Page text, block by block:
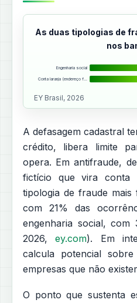
As duas tipologias de
nos
Engenharia social
Conta laranja (endereço f…
EY Brasil, 2026
A defasagem cadastral
crédito, libera limite
opera. Em antifraude,
fictício que vira
tipologia de fraude
com 21% das
engenharia social, com
2026,ey.com). Em
calcula potencial
empresas que não
O ponto que sustenta